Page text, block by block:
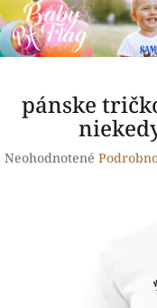
Prejsť
na
obsah
pánske
Priemerné
Neohodnotené